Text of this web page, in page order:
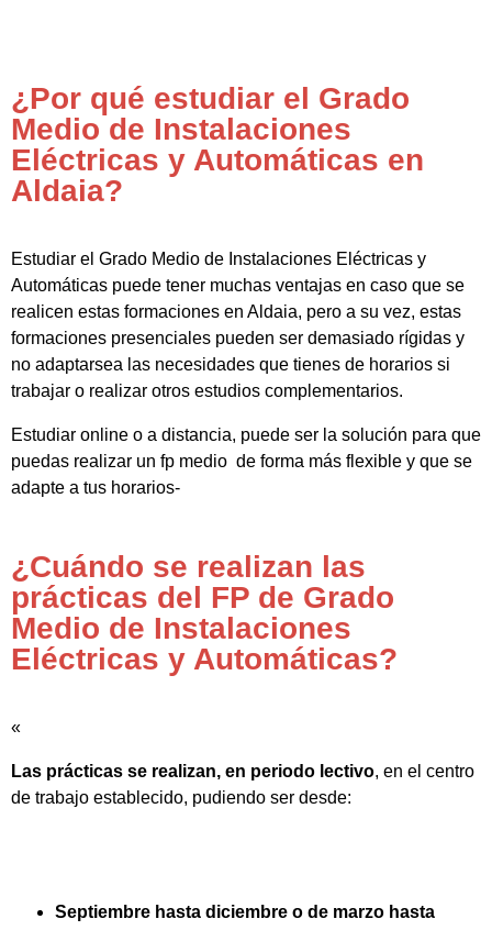
¿Por qué estudiar el Grado
Medio de Instalaciones
Eléctricas y Automáticas en
Aldaia?
Estudiar el Grado Medio de Instalaciones Eléctricas y
Automáticas puede tener muchas ventajas en caso que se
realicen estas formaciones en Aldaia, pero a su vez, estas
formaciones presenciales pueden ser demasiado rígidas y
no adaptarsea las necesidades que tienes de horarios si
trabajar o realizar otros estudios complementarios.
Estudiar online o a distancia, puede ser la solución para que
puedas realizar un fp medio de forma más flexible y que se
adapte a tus horarios-
¿Cuándo se realizan las
prácticas del FP de Grado
Medio de Instalaciones
Eléctricas y Automáticas?
«
Las prácticas se realizan, en periodo lectivo, en el centro
de trabajo establecido, pudiendo ser desde:
Septiembre hasta diciembre o de marzo hasta